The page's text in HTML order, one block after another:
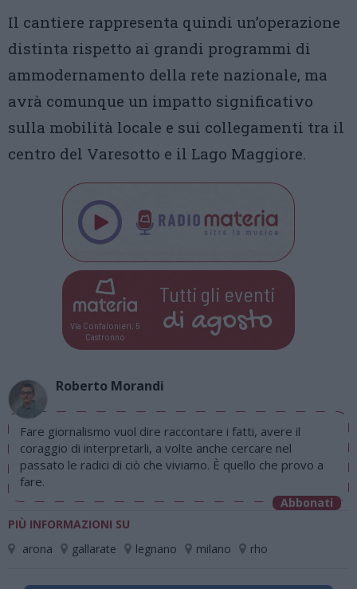
Il cantiere rappresenta quindi un’operazione
distinta rispetto ai grandi programmi di
ammodernamento della rete nazionale, ma
avrà comunque un impatto significativo
sulla mobilità locale e sui collegamenti tra il
centro del Varesotto e il Lago Maggiore.
Via Confalonieri, 5
Castronno
Tutti gli eventi
di agosto
Roberto Morandi
Fare giornalismo vuol dire raccontare i fatti, avere il
coraggio di interpretarli, a volte anche cercare nel
passato le radici di ciò che viviamo. È quello che provo a
fare.
Abbonati
PIÙ INFORMAZIONI SU
arona
gallarate legnano milano rho